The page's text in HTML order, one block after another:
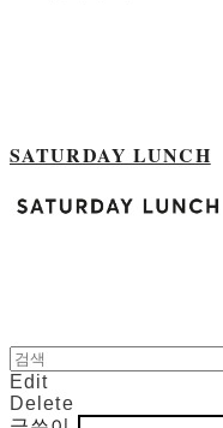
SATURDAY LUNCH
Edit
Delete